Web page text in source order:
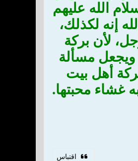
الله عليهم
إنه لكذلك،
لأن بركة
ويجعل مسألة
أهل بيت
غشاء محبتها.
اقتباس